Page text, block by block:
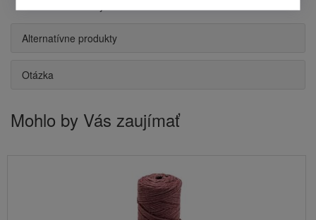
Alternatívne produkty
Otázka
Mohlo by Vás zaujímať